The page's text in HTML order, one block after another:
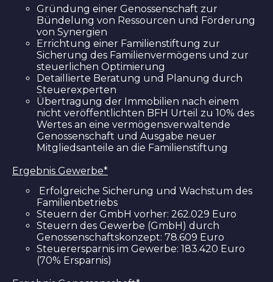
Gründung einer Genossenschaft zur
Bündelung von Ressourcen und Förderung
von Synergien
Errichtung einer Familienstiftung zur
Sicherung des Familienvermögens und zur
steuerlichen Optimierung
Detaillierte Beratung und Planung durch
Steuerexperten
Übertragung der Immobilien nach einem
nicht veröffentlichten BFH Urteil zu 10% des
Wertes an eine vermögensverwaltende
Genossenschaft und Ausgabe neuer
Mitgliedsanteile an die Familienstiftung
Ergebnis Gewerbe*
Erfolgreiche Sicherung und Wachstum des
Familienbetriebs
Steuern der GmbH vorher: 262.029 Euro
Steuern des Gewerbe (GmbH) durch
Genossenschaftskonzept: 78.609 Euro
Steuerersparnis im Gewerbe: 183.420 Euro
(70% Ersparnis)